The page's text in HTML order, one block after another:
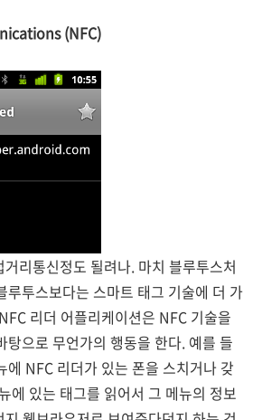
(NFC)
리통신정도 될려나. 마치 블루투스처
루투스보다는 스마트 태그 기술에 더 가
리더 어플리케이션은 NFC 기술을
탕으로 무언가의 행동을 한다. 예를 들
에 NFC 리더가 있는 폰을 스치거나 갖
에 있는 태그를 읽어서 그 메뉴의 정보